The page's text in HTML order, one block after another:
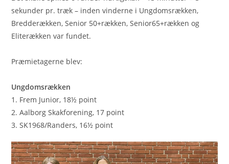
sekunder pr. træk – inden vinderne i Ungdomsrækken,
Bredderækken, Senior 50+rækken, Senior65+rækken og
Eliterækken var fundet.
Præmietagerne blev:
Ungdomsrækken
1. Frem Junior, 18½ point
2. Aalborg Skakforening, 17 point
3. SK1968/Randers, 16½ point